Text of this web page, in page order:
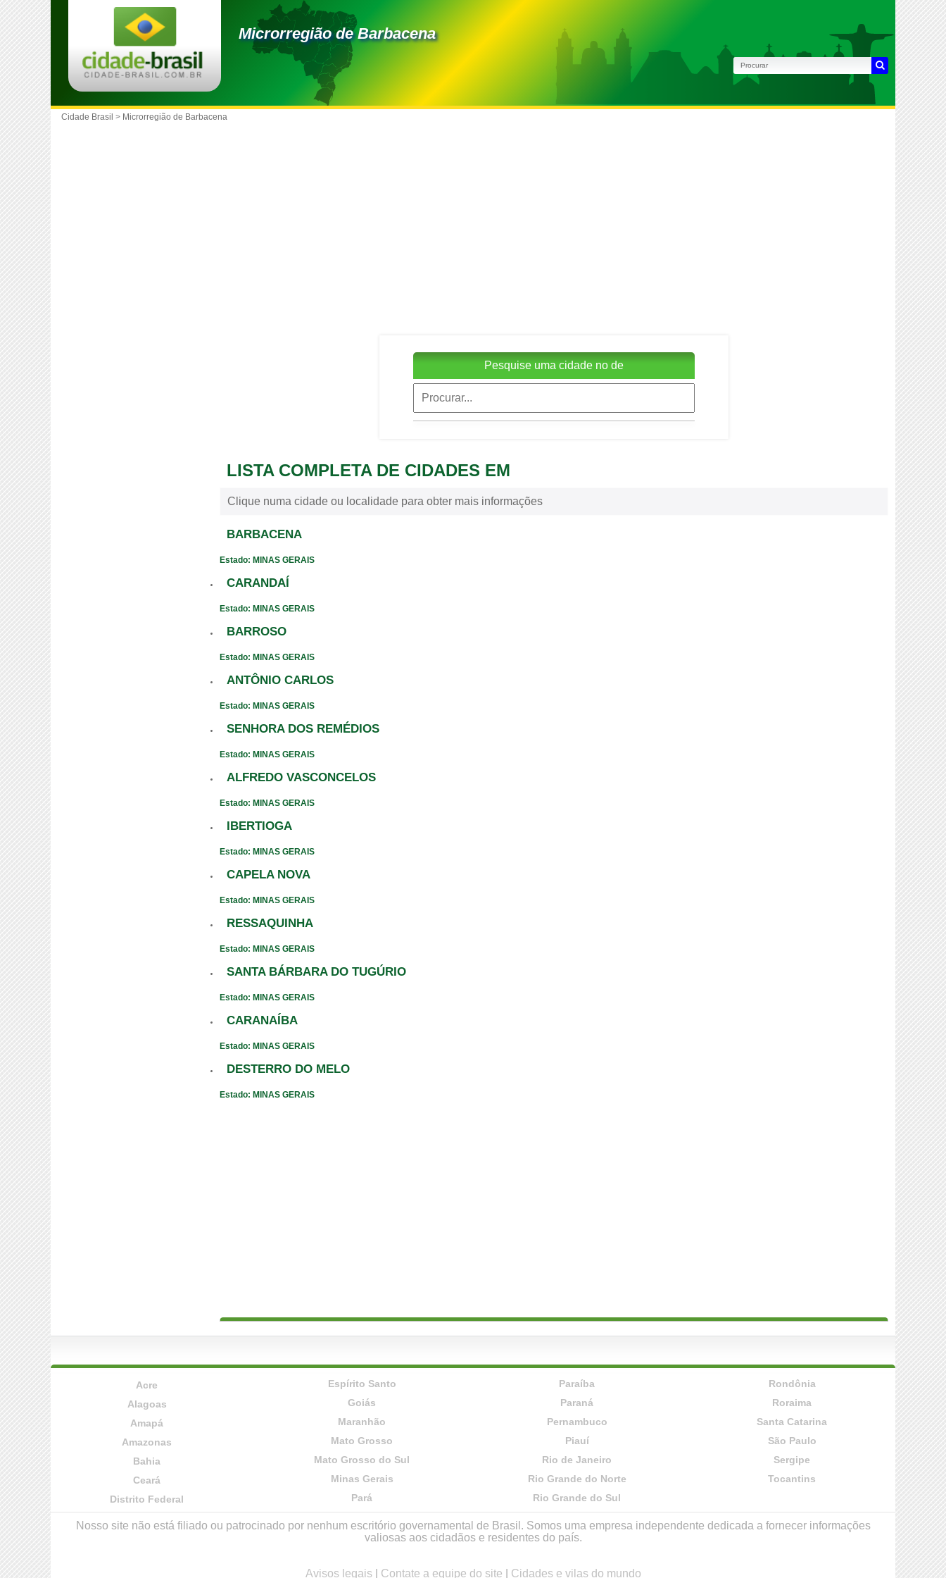
Microrregião de Barbacena
Cidade Brasil > Microrregião de Barbacena
Pesquise uma cidade no de
LISTA COMPLETA DE CIDADES EM
Clique numa cidade ou localidade para obter mais informações
BARBACENA
Estado: MINAS GERAIS
CARANDAÍ
Estado: MINAS GERAIS
BARROSO
Estado: MINAS GERAIS
ANTÔNIO CARLOS
Estado: MINAS GERAIS
SENHORA DOS REMÉDIOS
Estado: MINAS GERAIS
ALFREDO VASCONCELOS
Estado: MINAS GERAIS
IBERTIOGA
Estado: MINAS GERAIS
CAPELA NOVA
Estado: MINAS GERAIS
RESSAQUINHA
Estado: MINAS GERAIS
SANTA BÁRBARA DO TUGÚRIO
Estado: MINAS GERAIS
CARANAÍBA
Estado: MINAS GERAIS
DESTERRO DO MELO
Estado: MINAS GERAIS
Acre
Alagoas
Amapá
Amazonas
Bahia
Ceará
Distrito Federal
Espírito Santo
Goiás
Maranhão
Mato Grosso
Mato Grosso do Sul
Minas Gerais
Pará
Paraíba
Paraná
Pernambuco
Piauí
Rio de Janeiro
Rio Grande do Norte
Rio Grande do Sul
Rondônia
Roraima
Santa Catarina
São Paulo
Sergipe
Tocantins
Nosso site não está filiado ou patrocinado por nenhum escritório governamental de Brasil. Somos uma empresa independente dedicada a fornecer informações
valiosas aos cidadãos e residentes do país.
Avisos legais Contate a equipe do site Cidades e vilas do mundo